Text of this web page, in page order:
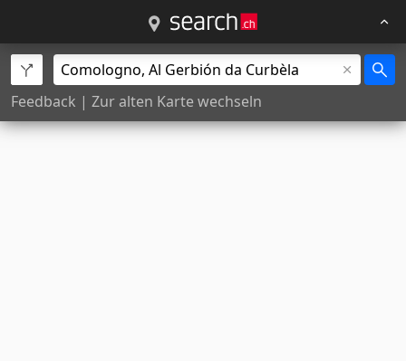
Feedback | Zur alten Karte wechseln